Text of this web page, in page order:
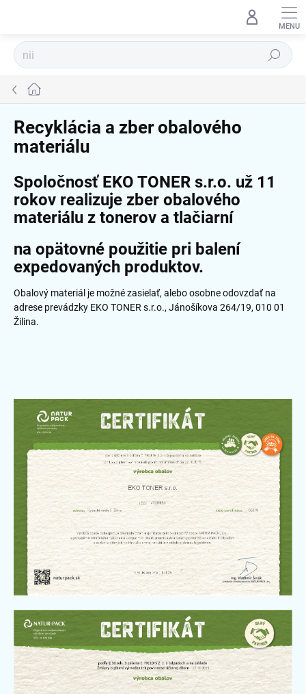
Hľadať
Domov
Recyklácia a zber obalového
materiálu
Spoločnosť EKO TONER s.r.o. už 11
rokov realizuje zber obalového
materiálu z tonerov a tlačiarní
na opätovné použitie pri balení
expedovaných produktov.
Obalový materiál je možné zasielať, alebo osobne odovzdať na
adrese prevádzky EKO TONER s.r.o., Jánošíkova 264/19, 010 01
Žilina.